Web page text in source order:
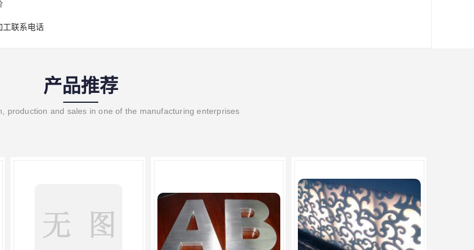
工联系电话
产品推荐
production and sales in one of the manufacturing enterprises